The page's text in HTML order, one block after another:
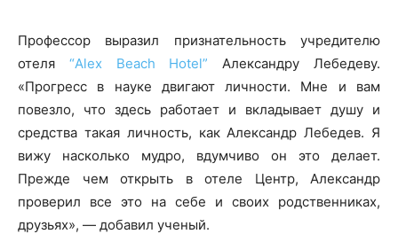
Профессор выразил признательность учредителю
отеля “Alex Beach Hotel” Александру Лебедеву.
«Прогресс в науке двигают личности. Мне и вам
повезло, что здесь работает и вкладывает душу и
средства такая личность, как Александр Лебедев. Я
вижу насколько мудро, вдумчиво он это делает.
Прежде чем открыть в отеле Центр, Александр
проверил все это на себе и своих родственниках,
друзьях», — добавил ученый.